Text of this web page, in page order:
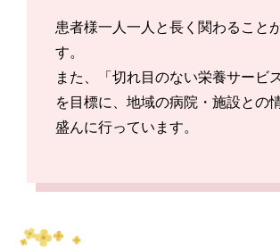
患者様一人一人と長く関わること
す。
また、「切れ目のない栄養サービ
を目標に、地域の病院・施設との
盛んに行っています。